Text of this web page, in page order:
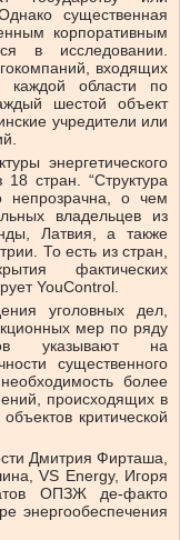
существенная
корпоративным
в исследовании.
входящих
каждой области по
шестой объект
учредители или
энергетического
стран. “Структура
непрозрачна, о чем
владельцев из
Латвия, а также
То есть из стран,
фактических
YouControl.
уголовных дел,
мер по ряду
указывают на
существенного
более
происходящих в
критической
Дмитрия Фирташа,
VS Energy, Игоря
ОПЗЖ де-факто
энергообеспечения